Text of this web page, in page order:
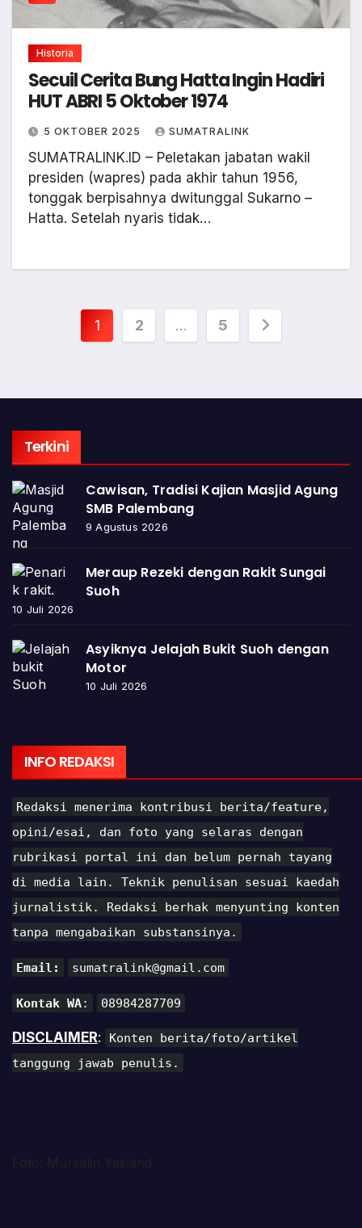
Historia
Secuil Cerita Bung Hatta Ingin Hadiri
HUT ABRI 5 Oktober 1974
5 OKTOBER 2025 SUMATRALINK
SUMATRALINK.ID – Peletakan jabatan wakil
presiden (wapres) pada akhir tahun 1956,
tonggak berpisahnya dwitunggal Sukarno –
Hatta. Setelah nyaris tidak…
Paginasi
1 2 … 5
Terkini
Cawisan, Tradisi Kajian Masjid Agung
SMB Palembang
9 Agustus 2026
Meraup Rezeki dengan Rakit Sungai
Suoh
10 Juli 2026
Asyiknya Jelajah Bukit Suoh dengan
Motor
10 Juli 2026
INFO REDAKSI
Redaksi menerima kontribusi berita/feature,
opini/esai, dan foto yang selaras dengan
rubrikasi portal ini dan belum pernah tayang
di media lain. Teknik penulisan sesuai kaedah
jurnalistik. Redaksi berhak menyunting konten
tanpa mengabaikan substansinya.
Email: sumatralink@gmail.com
Kontak WA: 08984287709
DISCLAIMER:
Konten berita/foto/artikel
tanggung jawab penulis.